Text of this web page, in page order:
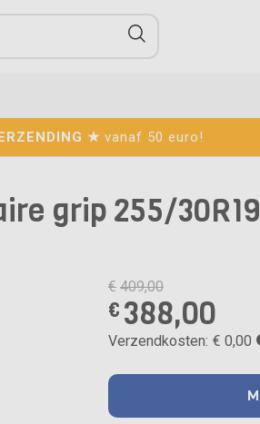
★vanaf 50 euro!
grip 255/30R19
€ 409,00
€ 388,00
Verzendkosten: € 0,00